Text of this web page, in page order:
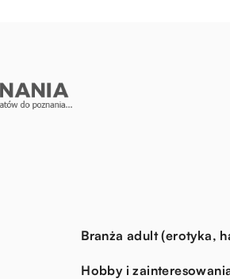
Branża adult (erotyka,
Hobby i